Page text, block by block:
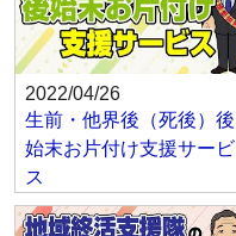
2022/04/26
生前・他界後（死後）後
始末お片付け支援サービ
ス